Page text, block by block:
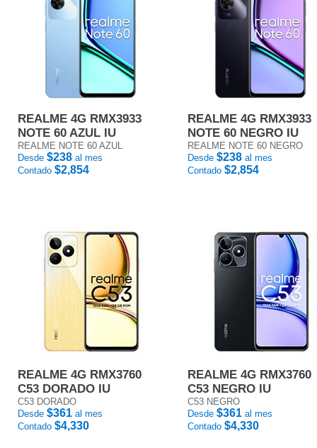
REALME 4G RMX3933
NOTE 60 AZUL IU
REALME NOTE 60 AZUL
Desde $238 al mes
Contado $2,854
REALME 4G RMX3933
NOTE 60 NEGRO IU
REALME NOTE 60 NEGRO
Desde $238 al mes
Contado $2,854
REALME 4G RMX3760
C53 DORADO IU
C53 DORADO
Desde $361 al mes
Contado $4,330
REALME 4G RMX3760
C53 NEGRO IU
C53 NEGRO
Desde $361 al mes
Contado $4,330